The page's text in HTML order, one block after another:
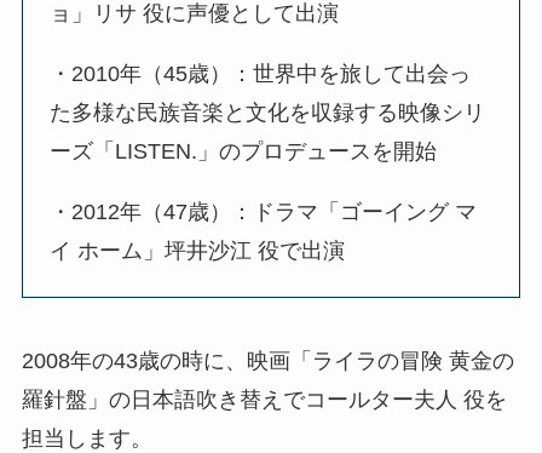
ョ」リサ 役に声優として出演
・2010年（45歳）：世界中を旅して出会っ
た多様な民族音楽と文化を収録する映像シリ
ーズ「LISTEN.」のプロデュースを開始
・2012年（47歳）：ドラマ「ゴーイング マ
イ ホーム」坪井沙江 役で出演
2008年の43歳の時に、映画「ライラの冒険 黄金の
羅針盤」の日本語吹き替えでコールター夫人 役を
担当します。